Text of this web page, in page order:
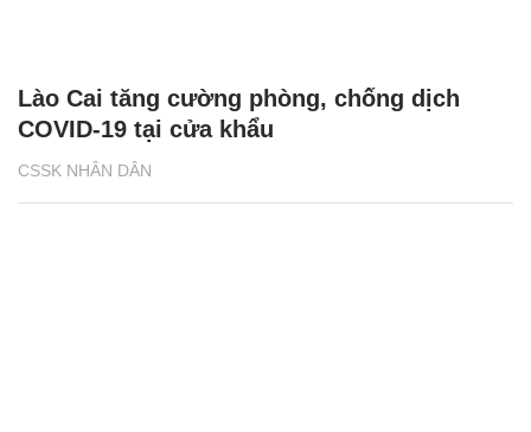
CSSK NHÂN DÂN
Lào Cai tăng cường phòng, chống dịch
COVID-19 tại cửa khẩu